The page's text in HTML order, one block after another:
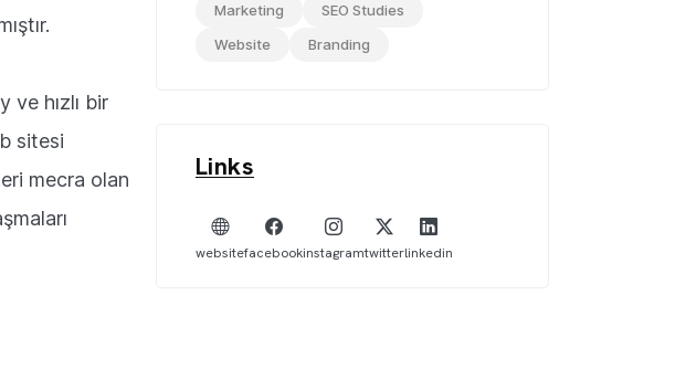
hızlı bir
sitesi
mecra olan
Marketing
SEO Studies
Website
Branding
Links
websitefacebookinstagramtwitterlinkedin